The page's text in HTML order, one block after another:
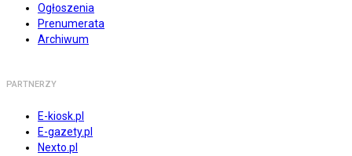
Ogłoszenia
Prenumerata
Archiwum
PARTNERZY
E-kiosk.pl
E-gazety.pl
Nexto.pl